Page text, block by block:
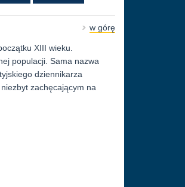
w górę
XIII wieku.
populacji. Sama nazwa
dziennikarza
zachęcającym na